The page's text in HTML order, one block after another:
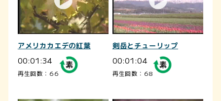
アメリカカエデの紅葉
00:01:34
再生回数：66
剣岳とチューリップ
00:01:04
再生回数：68